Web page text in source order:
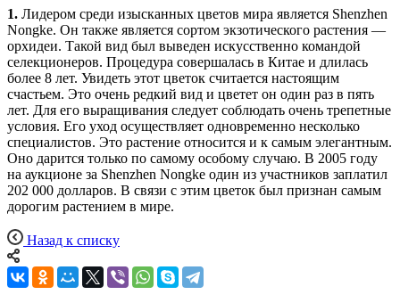
1. Лидером среди изысканных цветов мира является Shenzhen
Nongke. Он также является сортом экзотического растения —
орхидеи. Такой вид был выведен искусственно командой
селекционеров. Процедура совершалась в Китае и длилась
более 8 лет. Увидеть этот цветок считается настоящим
счастьем. Это очень редкий вид и цветет он один раз в пять
лет. Для его выращивания следует соблюдать очень трепетные
условия. Его уход осуществляет одновременно несколько
специалистов. Это растение относится и к самым элегантным.
Оно дарится только по самому особому случаю. В 2005 году
на аукционе за Shenzhen Nongke один из участников заплатил
202 000 долларов. В связи с этим цветок был признан самым
дорогим растением в мире.
Назад к списку